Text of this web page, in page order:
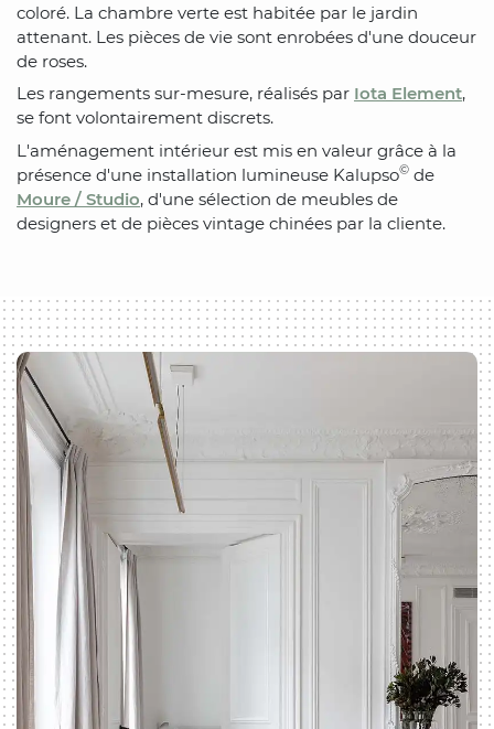
coloré. La chambre verte est habitée par le jardin
attenant. Les pièces de vie sont enrobées d'une douceur
de roses.
Les rangements sur-mesure, réalisés par Iota Element,
se font volontairement discrets.
L'aménagement intérieur est mis en valeur grâce à la
présence d'une installation lumineuse Kalupso© de
Moure / Studio, d'une sélection de meubles de
designers et de pièces vintage chinées par la cliente.